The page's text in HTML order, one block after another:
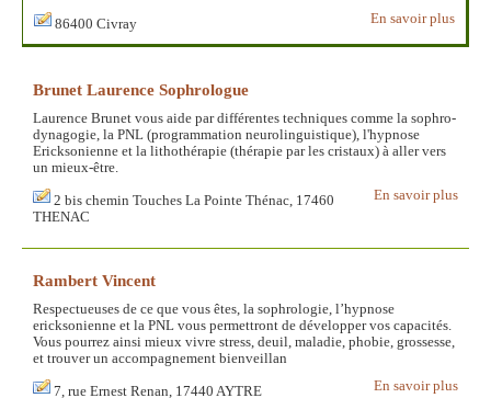
En savoir plus
86400 Civray
Brunet Laurence Sophrologue
Laurence Brunet vous aide par différentes techniques comme la sophro-
dynagogie, la PNL (programmation neurolinguistique), l'hypnose
Ericksonienne et la lithothérapie (thérapie par les cristaux) à aller vers
un mieux-être.
En savoir plus
2 bis chemin Touches La Pointe Thénac, 17460
THENAC
Rambert Vincent
Respectueuses de ce que vous êtes, la sophrologie, l’hypnose
ericksonienne et la PNL vous permettront de développer vos capacités.
Vous pourrez ainsi mieux vivre stress, deuil, maladie, phobie, grossesse,
et trouver un accompagnement bienveillan
En savoir plus
7, rue Ernest Renan, 17440 AYTRE